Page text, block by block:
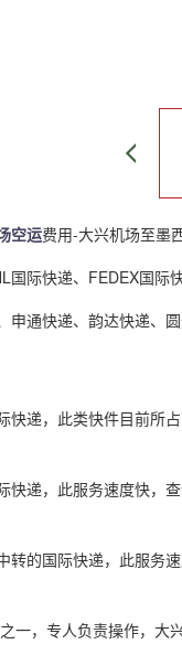
空运费用-大兴机场至墨
际快递、FEDEX国际
通快递、韵达快递、
快递，此类快件目前所
递，此服务速度快，
转的国际快递，此服务
一，专人负责操作，大